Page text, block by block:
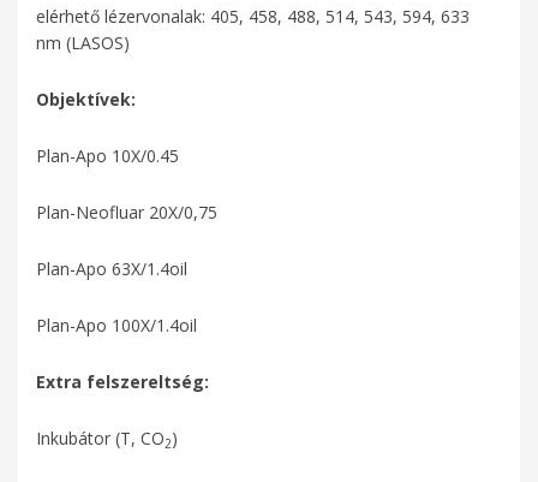
elérhető lézervonalak: 405, 458, 488, 514, 543, 594, 633
nm (LASOS)
Objektívek:
Plan-Apo 10X/0.45
Plan-Neofluar 20X/0,75
Plan-Apo 63X/1.4oil
Plan-Apo 100X/1.4oil
Extra felszereltség:
Inkubátor (T, CO2)